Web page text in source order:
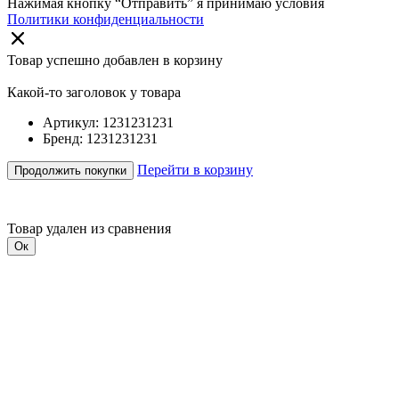
Нажимая кнопку “Отправить” я принимаю условия
Политики конфиденциальности
Товар успешно добавлен в корзину
Какой-то заголовок у товара
Артикул: 1231231231
Бренд: 1231231231
Продолжить покупки Перейти в корзину
Товар удален из сравнения
Ок